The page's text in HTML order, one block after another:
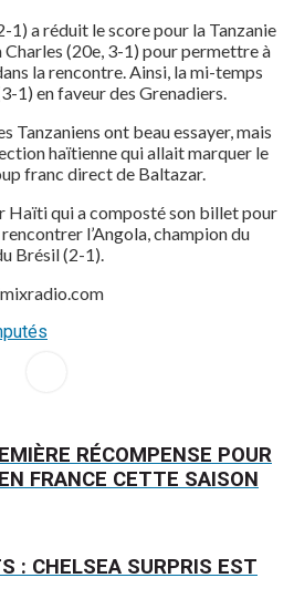
1) a réduit le score pour la Tanzanie
Charles (20e, 3-1) pour permettre à
la rencontre. Ainsi, la mi-temps
1) en faveur des Grenadiers.
Tanzaniens ont beau essayer, mais
haïtienne qui allait marquer le
franc direct de Baltazar.
Haïti qui a composté son billet pour
l’Angola, champion du
Brésil (2-1).
RÉCOMPENSE POUR
FRANCE CETTE SAISON
: CHELSEA SURPRIS EST